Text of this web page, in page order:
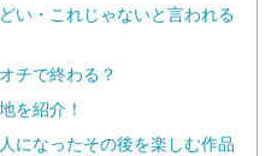
い・これじゃないと言われる
チで終わる？
を紹介！
になったその後を楽しむ作品